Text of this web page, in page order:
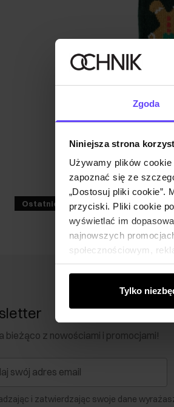
Zgoda
Niniejsza strona
Używamy plików
zapoznać się ze
„Dostosuj pliki cookie”.
przyciski. Pliki cookie
wyświetlać im
najnowszych
społecznościowym,
od Ciebie lub
Tylko
Ostatnie sztuki
bieżąco z nowościami i promocjami!
i zatwierdzając swoje dane